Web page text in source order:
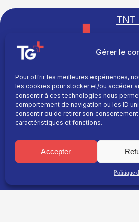
Gérer le
Pour offrir les meilleures expériences,
les cookies pour stocker et/ou accéder
consentir à ces technologies nous
comportement de navigation ou les ID
consentir ou de retirer son
caractéristiques et fonctions.
Accepter
Politique
TNT
Site réalisé par
L’agence Ailleurs